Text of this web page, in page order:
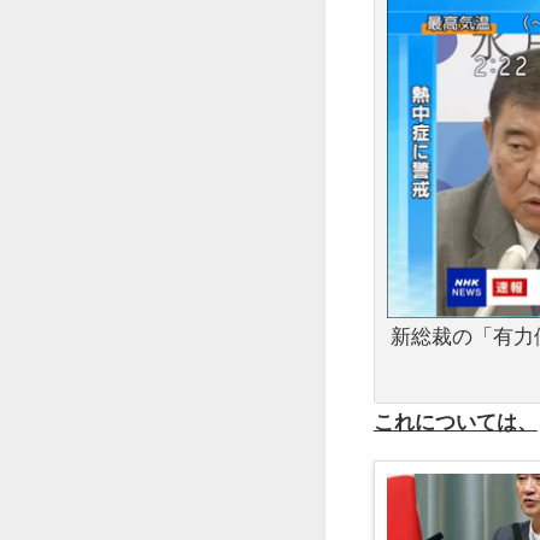
新総裁の「有
これについては、